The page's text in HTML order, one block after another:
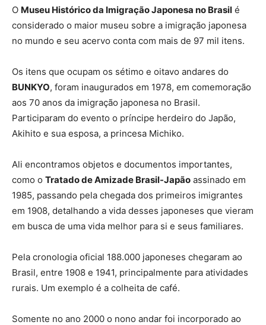
O Museu Histórico da Imigração Japonesa no Brasil é
considerado o maior museu sobre a imigração japonesa
no mundo e seu acervo conta com mais de 97 mil itens.
Os itens que ocupam os sétimo e oitavo andares do
BUNKYO, foram inaugurados em 1978, em comemoração
aos 70 anos da imigração japonesa no Brasil.
Participaram do evento o príncipe herdeiro do Japão,
Akihito e sua esposa, a princesa Michiko.
Ali encontramos objetos e documentos importantes,
como o Tratado de Amizade Brasil-Japão assinado em
1985, passando pela chegada dos primeiros imigrantes
em 1908, detalhando a vida desses japoneses que vieram
em busca de uma vida melhor para si e seus familiares.
Pela cronologia oficial 188.000 japoneses chegaram ao
Brasil, entre 1908 e 1941, principalmente para atividades
rurais. Um exemplo é a colheita de café.
Somente no ano 2000 o nono andar foi incorporado ao